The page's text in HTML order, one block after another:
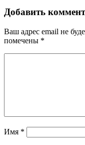
Добавить
Ваш адрес email не
помечены *
Имя *